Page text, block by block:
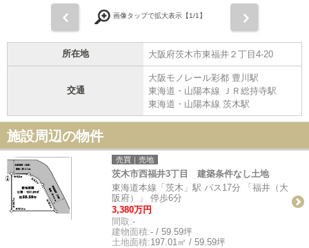
画像タップで拡大表示【1/1】
所在地 大阪府茨木市東福井２丁目4-20
交通
大阪モノレール彩都 豊川駅
東海道・山陽本線 ＪＲ総持寺駅
東海道・山陽本線 茨木駅
施設周辺の物件
売買｜売地
茨木市西福井3丁目 建築条件なし土地
東海道本線「茨木」駅 バス17分 「福井（大
阪府）」 停歩6分
3,380万円
間取:-
建物面積:- / 59.59坪
土地面積:197.01㎡ / 59.59坪